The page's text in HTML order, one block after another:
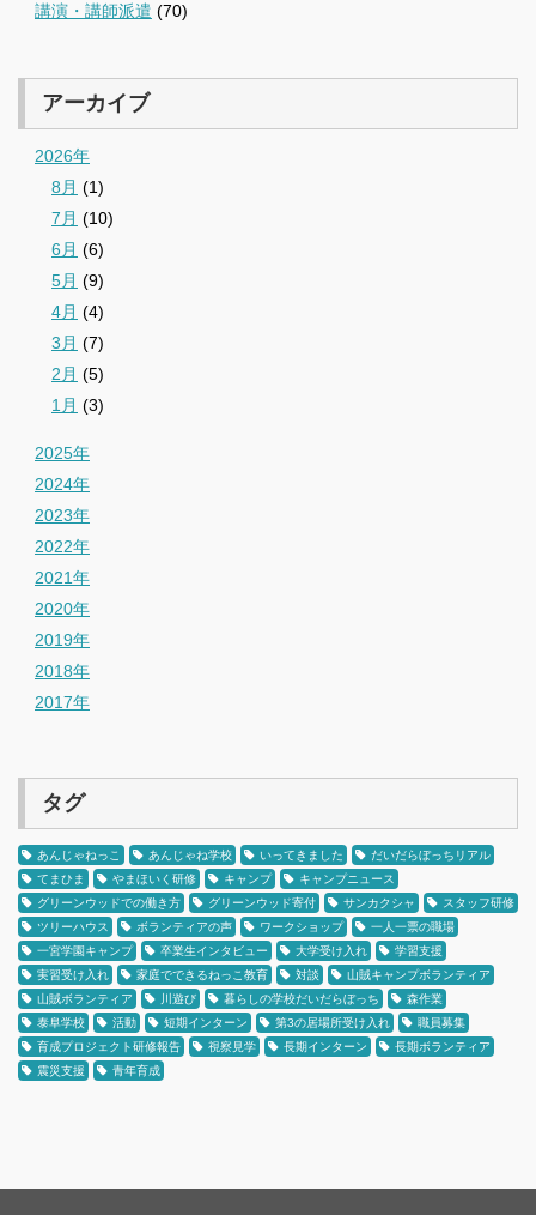
講演・講師派遣 (70)
アーカイブ
2026年
8月 (1)
7月 (10)
6月 (6)
5月 (9)
4月 (4)
3月 (7)
2月 (5)
1月 (3)
2025年
2024年
2023年
2022年
2021年
2020年
2019年
2018年
2017年
タグ
あんじゃねっこ あんじゃね学校 いってきました
だいだらぼっちリアル
てまひま
やまほいく研修 キャンプ
キャンプニュース
グリーンウッドでの働き方
グリーンウッド寄付 サンカクシャ
スタッフ研修
ツリーハウス
ボランティアの声 ワークショップ
一人一票の職場
一宮学園キャンプ
卒業生インタビュー 大学受け入れ
学習支援
実習受け入れ
家庭でできるねっこ教育 対談
山賊キャンプボランティア
山賊ボランティア
川遊び 暮らしの学校だいだらぼっち
森作業
泰阜学校
活動 短期インターン 第3の居場所受け入れ
職員募集
育成プロジェクト研修報告
視察見学 長期インターン
長期ボランティア
震災支援
青年育成